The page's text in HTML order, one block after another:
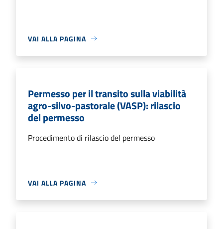
VAI ALLA PAGINA
Permesso per il transito sulla viabilità
agro-silvo-pastorale (VASP): rilascio
del permesso
Procedimento di rilascio del permesso
VAI ALLA PAGINA